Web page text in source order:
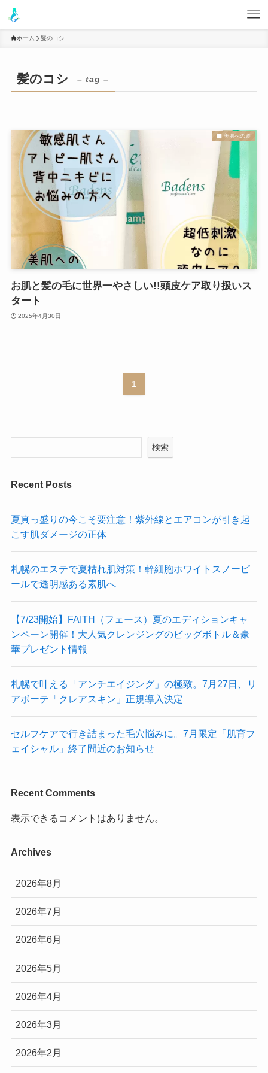
ホーム 髪のコシ
髪のコシ – tag –
美肌への道
お肌と髪の毛に世界一やさしい!!頭皮ケア取り扱いス
タート
2025年4月30日
1
検索
Recent Posts
夏真っ盛りの今こそ要注意！紫外線とエアコンが引き起
こす肌ダメージの正体
札幌のエステで夏枯れ肌対策！幹細胞ホワイトスノーピ
ールで透明感ある素肌へ
【7/23開始】FAITH（フェース）夏のエディションキャ
ンペーン開催！大人気クレンジングのビッグボトル＆豪
華プレゼント情報
札幌で叶える「アンチエイジング」の極致。7月27日、リ
アボーテ「クレアスキン」正規導入決定
セルフケアで行き詰まった毛穴悩みに。7月限定「肌育フ
ェイシャル」終了間近のお知らせ
Recent Comments
表示できるコメントはありません。
Archives
2026年8月
2026年7月
2026年6月
2026年5月
2026年4月
2026年3月
2026年2月